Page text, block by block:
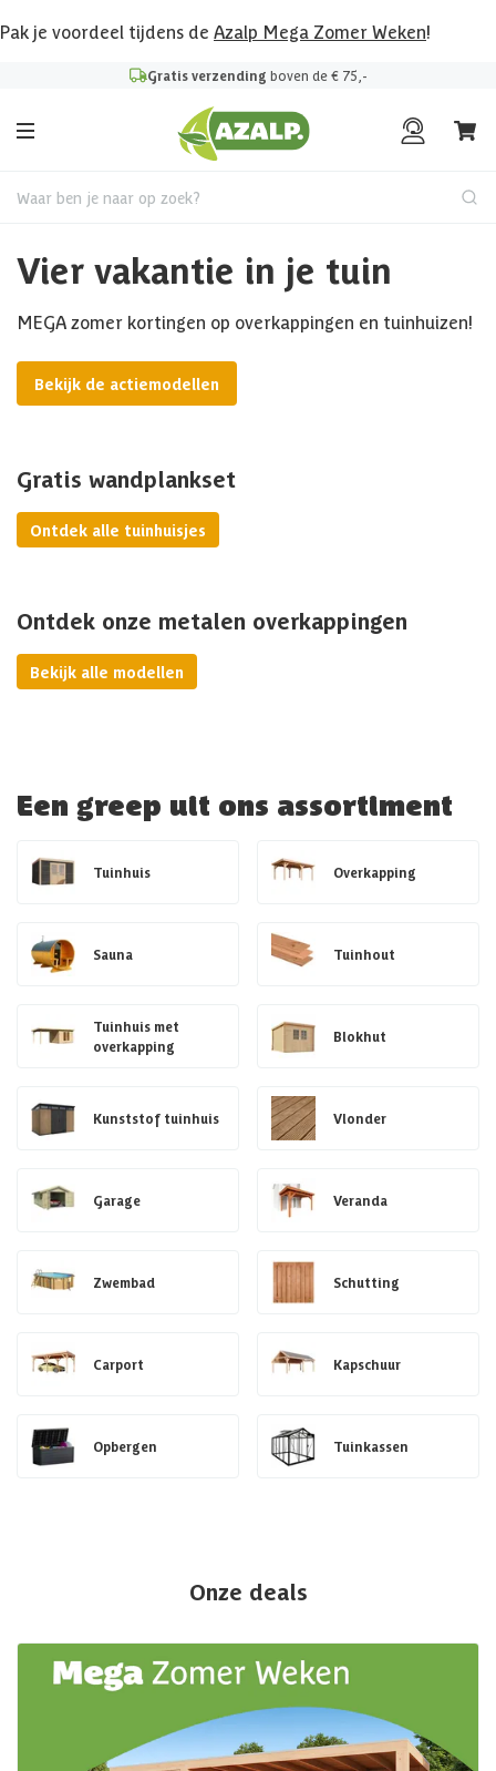
Pak je voordeel tijdens de Azalp Mega Zomer Weken!
Gratis verzending boven de € 75,-
Waar ben je naar op zoek?
Vier vakantie in je tuin
MEGA zomer kortingen op overkappingen en tuinhuizen!
Bekijk de actiemodellen
Gratis wandplankset
Ontdek alle tuinhuisjes
Ontdek onze metalen overkappingen
Bekijk alle modellen
Een greep uit ons assortiment
Tuinhuis Overkapping
Sauna Tuinhout
Tuinhuis met
overkapping
Blokhut
Kunststof tuinhuis Vlonder
Garage Veranda
Zwembad Schutting
Carport Kapschuur
Opbergen Tuinkassen
Onze deals